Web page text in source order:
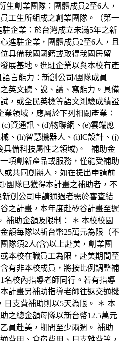
創業團隊：團體成員2至6人，
工生所組成之創業團隊。（第一
企業：於台灣成立未滿5年之新
進駐企業，團體成員2至6人，且
具備我國國籍或取得我國居留
展基地。進駐企業以與本校有產
言能力：新創公司/團隊成員
英文聽、說、讀、寫能力。具備
，或全民英檢等語文測驗成績證
領域，應屬於下列相關產業：
資通訊、(d)物聯網、(e)雲端應
、(h)智慧機器人、(i)IC設計、(j)
具備科技屬性之領域)。 補助金
項創新產品或服務，僅能受補助
或共同創辦人，如在提出申請前
/團隊已獲得本計畫之補助者，不
創公司申請通過者需於審查結
之計畫，本年度赴矽谷計畫至遲
補助金額及限制： ＊ 本校校園
額每隊以新台幣25萬元為限（不
隊須2人(含)以上赴美，創業團
本校在職員工為限，赴美期間至
有非本校成員，將按比例調整補
名校內指導老師同行。若有指導
計畫另補助指導老師往返交通機
日支費補助則以5天為限。 ＊ 本
之總金額每隊以新台幣12.5萬元
員赴美，期間至少兩週。 補助